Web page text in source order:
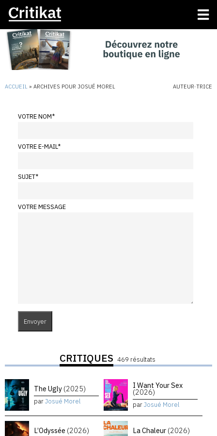
ACCUEIL » ARCHIVES POUR JOSUÉ MOREL AUTEUR·TRICE
VOTRE NOM*
VOTRE E-MAIL*
SUJET*
VOTRE MESSAGE
CRITIQUES 469 résultats
The Ugly (2025)
parJosué Morel
I Want Your Sex
(2026)
parJosué Morel
L’Odyssée (2026) La Chaleur (2026)